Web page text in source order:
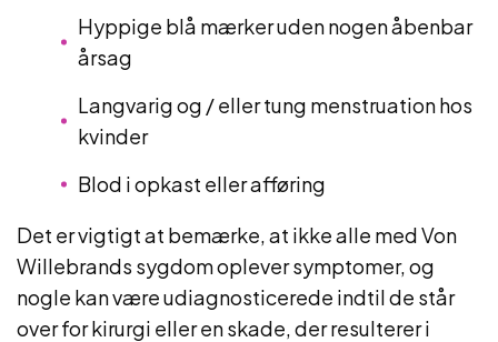
Hyppige blå mærker uden nogen åbenbar
årsag
Langvarig og / eller tung menstruation hos
kvinder
Blod i opkast eller afføring
Det er vigtigt at bemærke, at ikke alle med Von
Willebrands sygdom oplever symptomer, og
nogle kan være udiagnosticerede indtil de står
over for kirurgi eller en skade, der resulterer i